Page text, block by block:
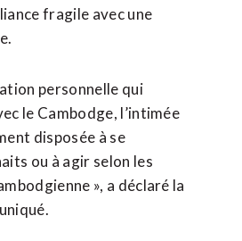
fragile avec une
personnelle qui
le Cambodge, l’intimée
disposée à se
ou à agir selon les
», a déclaré la